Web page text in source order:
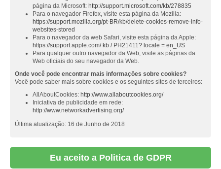
página da Microsoft: http://support.microsoft.com/kb/278835
Para o navegador Firefox, visite esta página da Mozilla:
https://support.mozilla.org/pt-BR/kb/delete-cookies-remove-info-
websites-stored
Para o navegador da web Safari, visite esta página da Apple:
https://support.apple.com/ kb / PH21411? locale = en_US
Para qualquer outro navegador da Web, visite as páginas da
Web oficiais do seu navegador da Web.
Onde você pode encontrar mais informações sobre cookies?
Você pode saber mais sobre cookies e os seguintes sites de terceiros:
AllAboutCookies: http://www.allaboutcookies.org/
Iniciativa de publicidade em rede:
http://www.networkadvertising.org/
Última atualização: 16 de Junho de 2018